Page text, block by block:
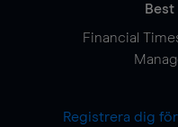
Financial
Registrera dig